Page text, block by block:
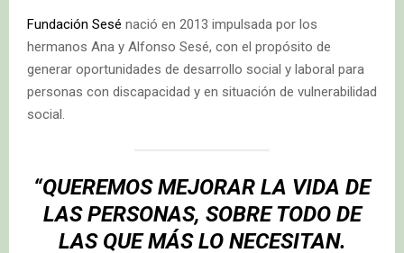
Fundación Sesé nació en 2013 impulsada por los
hermanos Ana y Alfonso Sesé, con el propósito de
generar oportunidades de desarrollo social y laboral para
personas con discapacidad y en situación de vulnerabilidad
social.
“QUEREMOS MEJORAR LA VIDA DE
LAS PERSONAS, SOBRE TODO DE
LAS QUE MÁS LO NECESITAN.